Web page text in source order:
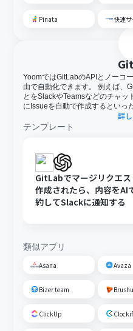
Pinata
YoomではGitLabのAPIとノーコ
由で自動化できます。 例えば、
とをSlackやTeamsなどのチャ
にIssueを自動で作成するといっ
詳
テンプレート
GitLabでマージリクエ
作成されたら、内容をAI
約してSlackに通知する
類似アプリ
Asana Avaza
Bizer team
ClickUp